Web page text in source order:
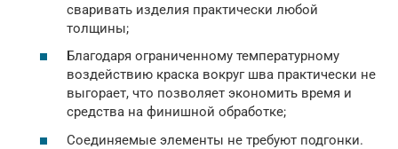
сваривать изделия практически любой
толщины;
Благодаря ограниченному температурному
воздействию краска вокруг шва практически не
выгорает, что позволяет экономить время и
средства на финишной обработке;
Соединяемые элементы не требуют подгонки.